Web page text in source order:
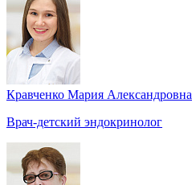
Кравченко Мария Александровна
Врач-детский эндокринолог